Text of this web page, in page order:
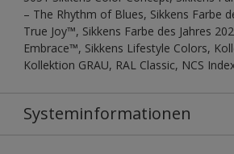
– The Rhythm of Blues, Sikkens Farbe
True Joy™, Sikkens Farbe des Jahres
Embrace™, Sikkens Lifestyle Colors,
Kollektion GRAU, RAL Classic, NCS
Systeminformationen